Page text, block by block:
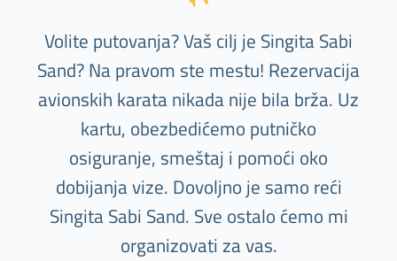
Volite putovanja? Vaš cilj je Singita Sabi
Sand? Na pravom ste mestu! Rezervacija
avionskih karata nikada nije bila brža. Uz
kartu, obezbedićemo putničko
osiguranje, smeštaj i pomoći oko
dobijanja vize. Dovoljno je samo reći
Singita Sabi Sand. Sve ostalo ćemo mi
organizovati za vas.